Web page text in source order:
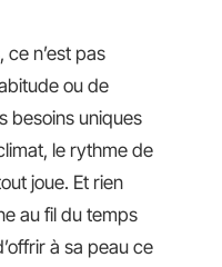
ce n’est pas
ou de
besoins uniques
le rythme de
joue. Et rien
au fil du temps
à sa peau ce